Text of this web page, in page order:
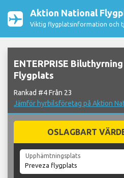
Aktion National
Viktig flygplatsinformation och
ENTERPRISE
Flygplats
Rankad #4 Från 23
Jämför hyrbilsföretag på Aktion
OSLAGBART
Upphämtningsplats